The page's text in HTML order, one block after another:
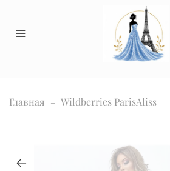
Главная Wildberries ParisAliss